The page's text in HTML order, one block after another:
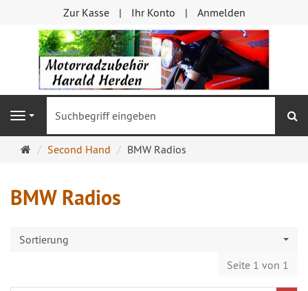
Zur Kasse Ihr Konto Anmelden
Navigation
Startseite
Second Hand BMW Radios
BMW Radios
Sortierung
Seite 1 von 1